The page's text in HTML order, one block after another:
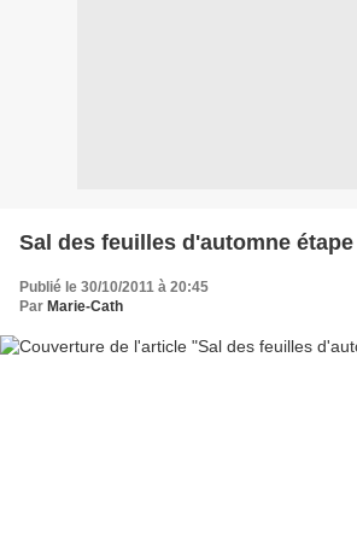
Sal des feuilles d'automne étape
Publié le 30/10/2011 à 20:45
Par Marie-Cath